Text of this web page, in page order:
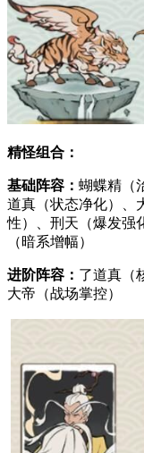
精怪组合：
基础阵容： 蝴蝶精（
道真（状态净化）、
性）、刑天（爆发强
（暗系增幅）
进阶阵容： 了道真（
大帝（战场掌控）